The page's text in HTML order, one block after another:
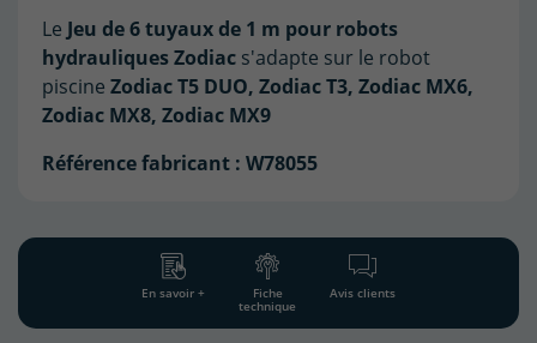
(27 avis)
Le Jeu de 6 tuyaux de 1 m pour robots
hydrauliques Zodiac s'adapte sur le robot
piscine Zodiac T5 DUO, Zodiac T3, Zodiac MX6,
Zodiac MX8, Zodiac MX9
Référence fabricant : W78055
En savoir + Fiche
technique
Avis clients